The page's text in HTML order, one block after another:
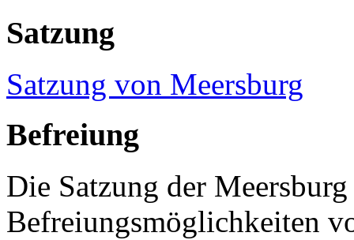
Satzung
Satzung von Meersburg
Befreiung
Die Satzung der
Befreiungsmöglichkeiten